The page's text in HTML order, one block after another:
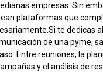
empresas. Sin
plataformas que
te dedicas
de una pyme,
Entre reuniones, la
y el análisis de